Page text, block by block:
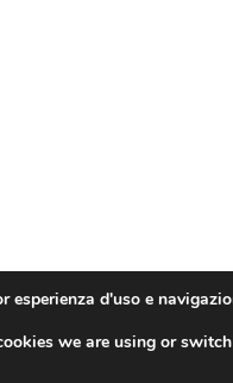
d'uso e
we are using or switch